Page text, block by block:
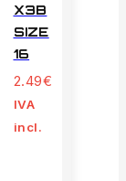
X3B
SIZE
16
2.49€
IVA
incl.